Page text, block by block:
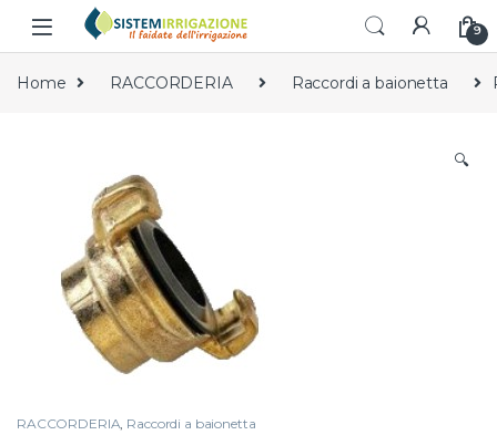
Skip to navigation
Skip to content
9
Home RACCORDERIA Raccordi a baionetta
🔍
RACCORDERIA, Raccordi a baionetta